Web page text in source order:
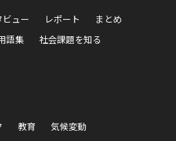
ビュー レポート
まとめ
語集 社会課題を知る
教育
気候変動